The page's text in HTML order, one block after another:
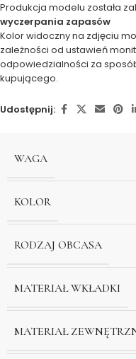
Produkcja modelu została
wyczerpania zapasów
Kolor widoczny na zdjęciu
zależności od ustawień
odpowiedzialności za
kupującego.
Udostępnij:
WAGA
KOLOR
RODZAJ OBCASA
MATERIAŁ WKŁADKI
MATERIAŁ